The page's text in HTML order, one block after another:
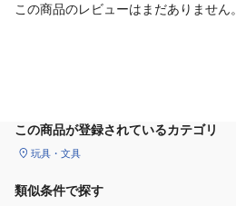
この商品のレビューはまだありません。
この商品が登録されているカテゴリ
玩具・文具
類似条件で探す